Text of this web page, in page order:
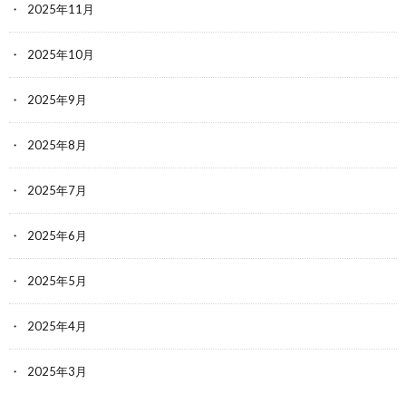
2025年11月
2025年10月
2025年9月
2025年8月
2025年7月
2025年6月
2025年5月
2025年4月
2025年3月